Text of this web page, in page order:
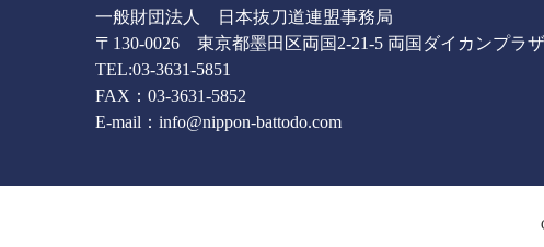
一般財団法人 日本抜刀道連盟事務局
〒130-0026 東京都墨田区両国2-21-5 両国ダイカンプラ
TEL:03-3631-5851
FAX：03-3631-5852
E-mail： info@nippon-battodo.com